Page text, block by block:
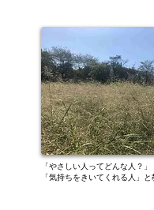
「やさしい人ってどんな人？」
「気持ちをきいてくれる人」と